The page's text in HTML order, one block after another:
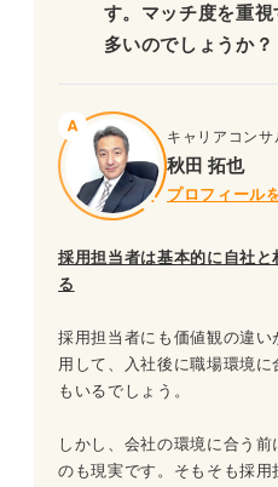
す。マッチ度を重
多いのでしょうか？
キャリアコン
秋田 拓也
プロフィール
採用担当者は基本的に自社
る
採用担当者にも価値観の違
用して、入社後に職場環境
もいるでしょう。
しかし、会社の環境に合う
のも現実です。そもそも採